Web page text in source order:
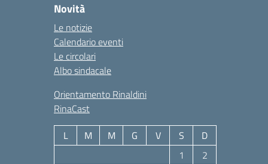
Novità
Le notizie
Calendario eventi
Le circolari
Albo sindacale
Orientamento Rinaldini
RinaCast
L M M G V S
D
1
2